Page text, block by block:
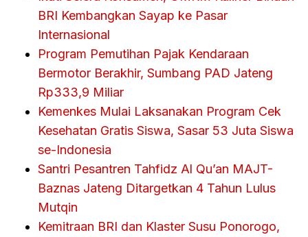
BRI Kembangkan Sayap ke Pasar
Internasional
Program Pemutihan Pajak Kendaraan
Bermotor Berakhir, Sumbang PAD Jateng
Rp333,9 Miliar
Kemenkes Mulai Laksanakan Program Cek
Kesehatan Gratis Siswa, Sasar 53 Juta Siswa
se-Indonesia
Santri Pesantren Tahfidz Al Qu’an MAJT-
Baznas Jateng Ditargetkan 4 Tahun Lulus
Mutqin
Kemitraan BRI dan Klaster Susu Ponorogo,